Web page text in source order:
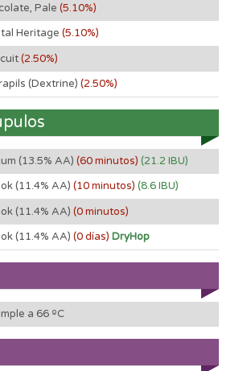
Pale (5.10%)
Heritage (5.10%)
(2.50%)
(Dextrine) (2.50%)
(13.5% AA) (60 minutos) (21.2 IBU)
(11.4% AA) (10 minutos) (8.6 IBU)
(11.4% AA) (0 minutos)
(11.4% AA) (0 días) DryHop
a 66 ºC